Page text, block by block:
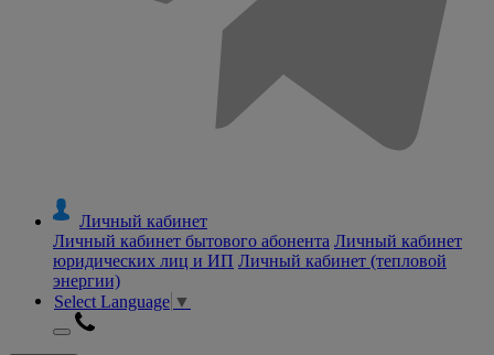
Личный кабинет
Личный кабинет бытового абонента Личный кабинет
юридических лиц и ИП Личный кабинет (тепловой
энергии)
Select Language ▼